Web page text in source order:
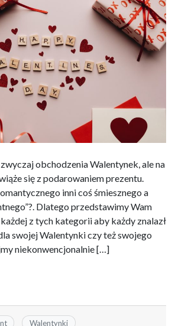
obchodzenia Walentynek, ale na
się z podarowaniem prezentu.
inni coś śmiesznego a
Dlatego przedstawimy Wam
z tych kategorii aby każdy znalazł
swojej Walentynki czy też swojego
niekonwencjonalnie […]
Walentynki